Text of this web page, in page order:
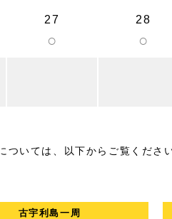
27
○
28
○
ついては、以下からご覧ください
古宇利島一周